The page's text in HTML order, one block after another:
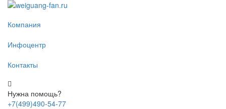
Компания
Инфоцентр
Контакты
Нужна помощь?
+7(499)490-54-77